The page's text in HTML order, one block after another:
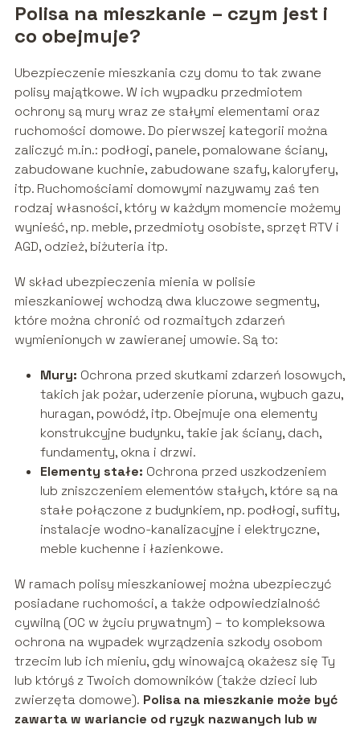
Polisa na mieszkanie – czym jest i
co obejmuje?
Ubezpieczenie mieszkania czy domu to tak zwane
polisy majątkowe. W ich wypadku przedmiotem
ochrony są mury wraz ze stałymi elementami oraz
ruchomości domowe. Do pierwszej kategorii można
zaliczyć m.in.: podłogi, panele, pomalowane ściany,
zabudowane kuchnie, zabudowane szafy, kaloryfery,
itp. Ruchomościami domowymi nazywamy zaś ten
rodzaj własności, który w każdym momencie możemy
wynieść, np. meble, przedmioty osobiste, sprzęt RTV i
AGD, odzież, biżuteria itp.
W skład ubezpieczenia mienia w polisie
mieszkaniowej wchodzą dwa kluczowe segmenty,
które można chronić od rozmaitych zdarzeń
wymienionych w zawieranej umowie. Są to:
Mury: Ochrona przed skutkami zdarzeń losowych,
takich jak pożar, uderzenie pioruna, wybuch gazu,
huragan, powódź, itp. Obejmuje ona elementy
konstrukcyjne budynku, takie jak ściany, dach,
fundamenty, okna i drzwi.
Elementy stałe: Ochrona przed uszkodzeniem
lub zniszczeniem elementów stałych, które są na
stałe połączone z budynkiem, np. podłogi, sufity,
instalacje wodno-kanalizacyjne i elektryczne,
meble kuchenne i łazienkowe.
W ramach polisy mieszkaniowej można ubezpieczyć
posiadane ruchomości, a także odpowiedzialność
cywilną (OC w życiu prywatnym) – to kompleksowa
ochrona na wypadek wyrządzenia szkody osobom
trzecim lub ich mieniu, gdy winowajcą okażesz się Ty
lub któryś z Twoich domowników (także dzieci lub
zwierzęta domowe). Polisa na mieszkanie może być
zawarta w wariancie od ryzyk nazwanych lub w